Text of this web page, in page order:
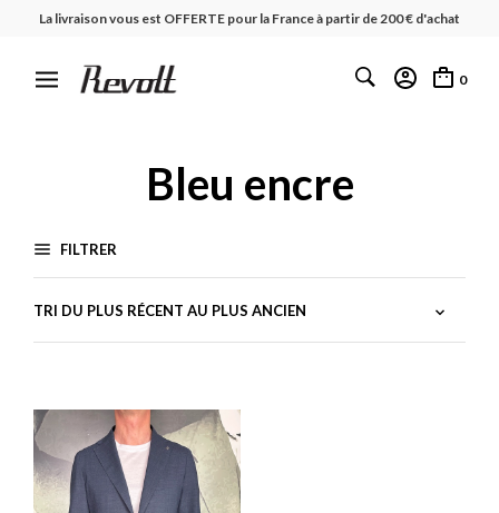
La livraison vous est OFFERTE pour la France à partir de 200 € d'achat
0
Bleu encre
FILTRER